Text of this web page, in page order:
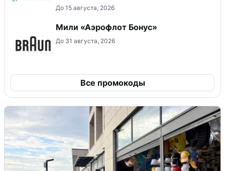
До 15 августа, 2026
Мили «Аэрофлот Бонус»
До 31 августа, 2026
Все промокоды